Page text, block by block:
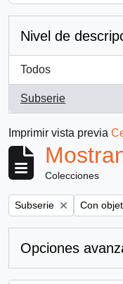
Nivel de
Todos
Subserie
, 1 resultados
Imprimir vista previa
Colecciones
Remove filter:
Subserie Remove
Con
Opciones